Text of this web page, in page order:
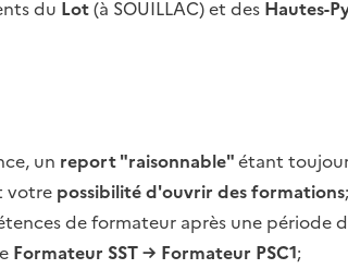
du Lot(à SOUILLAC) et des Hautes-
un report "raisonnable"étant
votre possibilité d'ouvrir des formations;
de formateur après une période
Formateur SST → Formateur PSC1;